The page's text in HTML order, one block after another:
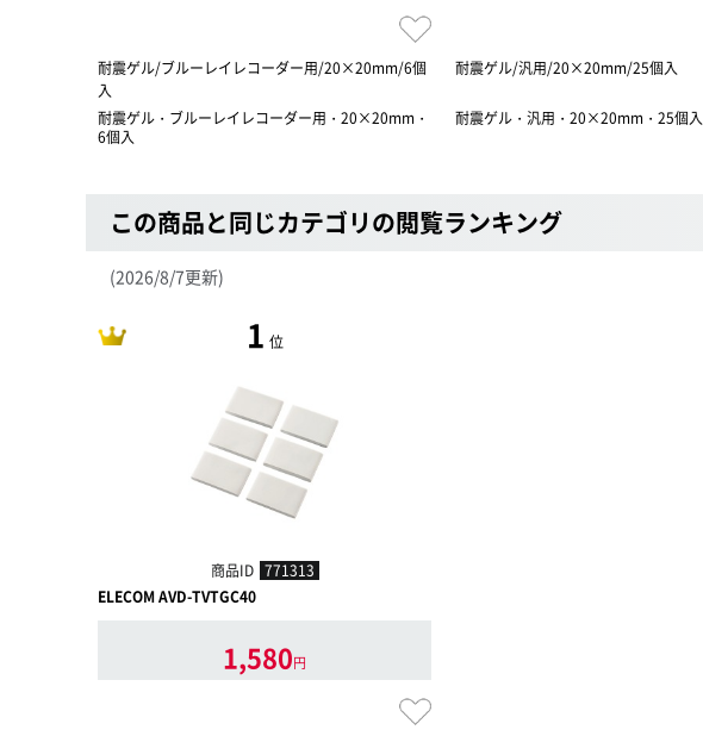
耐震ゲル/ブルーレイレコーダー用/20×20mm/6個
入
耐震ゲル・ブルーレイレコーダー用・20×20mm・
6個入
耐震ゲル/汎用/20×20mm/25個入
耐震ゲル・汎用・20×20mm・25個入
この商品と同じカテゴリの閲覧ランキング
(2026/8/7更新)
1 位
商品ID 771313
ELECOM AVD-TVTGC40
1,580円